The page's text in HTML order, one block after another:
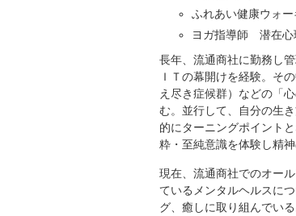
ふれあい健康ウォ
ヨガ指導師 潜在
長年、流通商社に勤務し
ＩＴの幕開けを経験。そ
え尽き症候群）などの「
む。並行して、自分の生
的にターニングポイント
粋・至純意識を体験し精神
現在、流通商社でのオー
ているメンタルヘルスに
グ、癒しに取り組んでいる